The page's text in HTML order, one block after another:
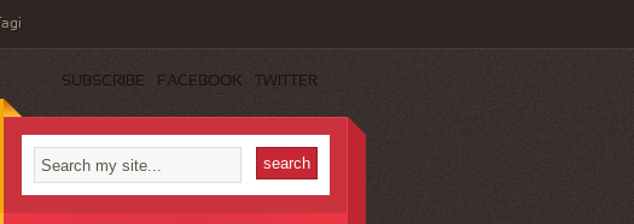
Tagi
SUBSCRIBE FACEBOOK TWITTER